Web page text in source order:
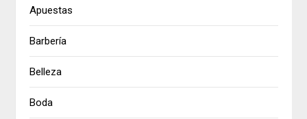
Apuestas
Barbería
Belleza
Boda